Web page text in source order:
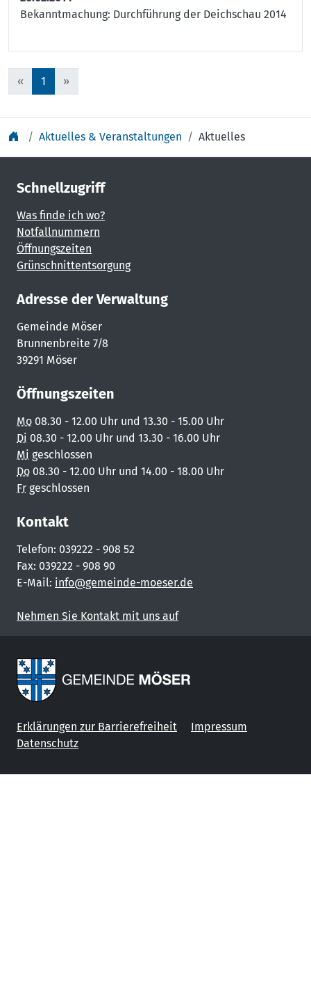
Bekanntmachung: Durchführung der Deichschau 2014
« 1 »
Aktuelles & Veranstaltungen Aktuelles
Schnellzugriff
Was finde ich wo?
Notfallnummern
Öffnungszeiten
Grünschnittentsorgung
Adresse der Verwaltung
Gemeinde Möser
Brunnenbreite 7/8
39291 Möser
Öffnungszeiten
Mo 08.30 - 12.00 Uhr und 13.30 - 15.00 Uhr
Di 08.30 - 12.00 Uhr und 13.30 - 16.00 Uhr
Mi geschlossen
Do 08.30 - 12.00 Uhr und 14.00 - 18.00 Uhr
Fr geschlossen
Kontakt
Telefon: 039222 - 908 52
Fax: 039222 - 908 90
E-Mail: info@gemeinde-moeser.de
Nehmen Sie Kontakt mit uns auf
Erklärungen zur Barrierefreiheit
Impressum
Datenschutz